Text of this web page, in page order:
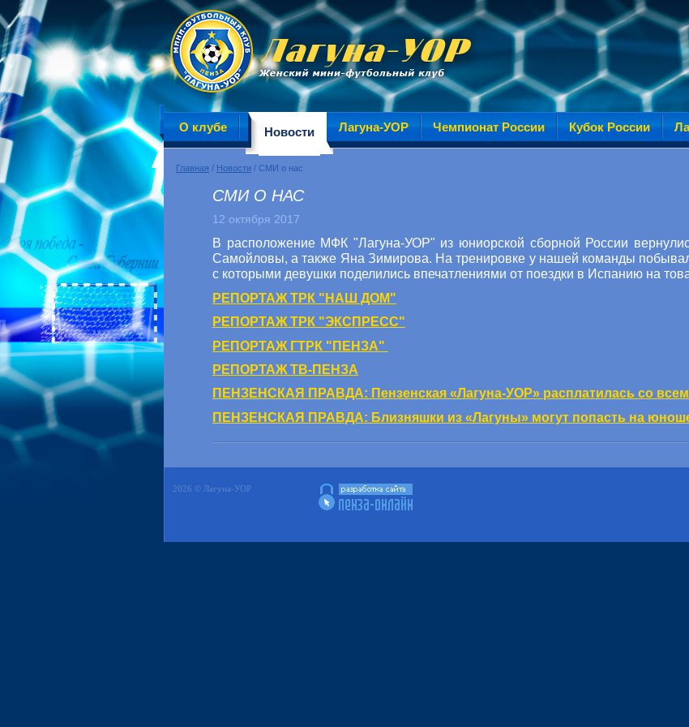
О клубе Новости Лагуна-УОР Чемпионат России Кубок России
Главная / Новости / СМИ о нас
СМИ О НАС
12 октября 2017
В расположение МФК "Лагуна-УОР" из юниорской сборной России
Самойловы, а также Яна Зимирова. На тренировке у нашей команды
с которыми девушки поделились впечатлениями от поездки в Испанию на
РЕПОРТАЖ ТРК "НАШ ДОМ"
РЕПОРТАЖ ТРК "ЭКСПРЕСС"
РЕПОРТАЖ ГТРК "ПЕНЗА"
РЕПОРТАЖ ТВ-ПЕНЗА
ПЕНЗЕНСКАЯ ПРАВДА: Пензенская «Лагуна-УОР» расплатилась со
ПЕНЗЕНСКАЯ ПРАВДА: Близняшки из «Лагуны» могут попасть на
2026 © Лагуна-УОР